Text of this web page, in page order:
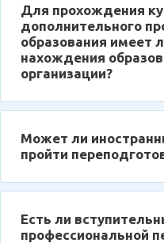
Для прохождения
дополнительного
образования имеет
нахождения
организации?
Может ли
пройти
Есть ли
профессиональной